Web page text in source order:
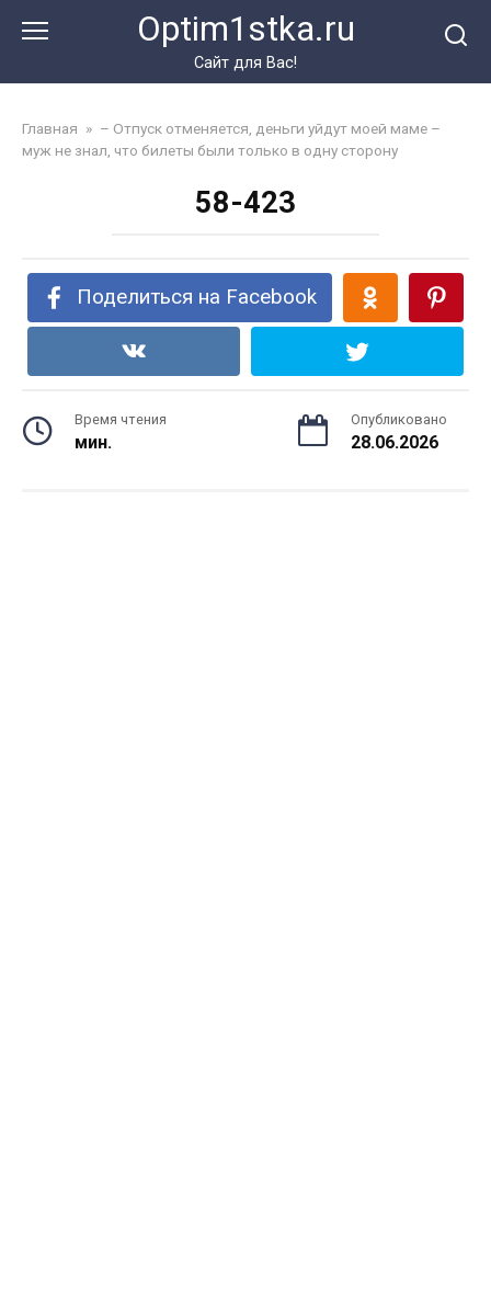
Optim1stka.ru
Сайт для Вас!
Главная » – Отпуск отменяется, деньги уйдут моей маме –
муж не знал, что билеты были только в одну сторону
58-423
Поделиться на Facebook
Время чтения
мин.
Опубликовано
28.06.2026